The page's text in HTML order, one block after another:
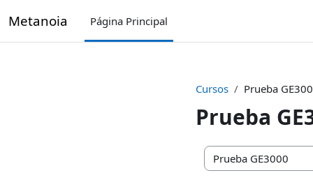
Metanoia Página Principal
Cursos Prueba
Prueba
Categorías